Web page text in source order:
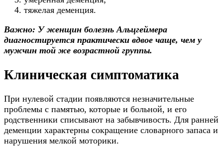
тяжелая деменция.
Важно: У женщин болезнь Альцгеймера
диагностируется практически вдвое чаще, чем у
мужчин той же возрастной группы.
Клиническая симптоматика
При нулевой стадии появляются незначительные
проблемы с памятью, которые и больной, и его
родственники списывают на забывчивость. Для ранней
деменции характерны сокращение словарного запаса и
нарушения мелкой моторики.